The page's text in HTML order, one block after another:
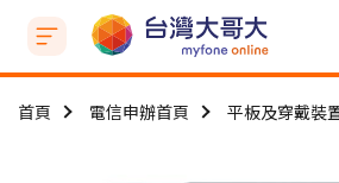
首頁 電信申辦首頁 平板及穿戴裝